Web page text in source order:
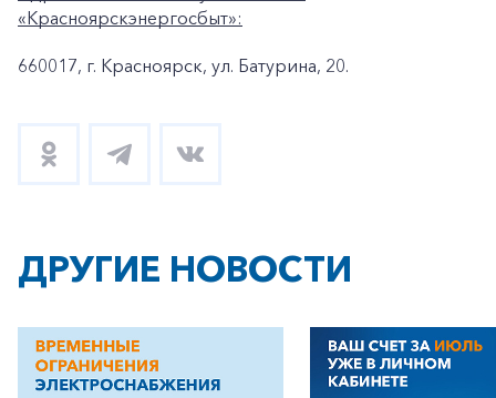
«Красноярскэнергосбыт»:
660017, г. Красноярск, ул. Батурина, 20.
ДРУГИЕ НОВОСТИ